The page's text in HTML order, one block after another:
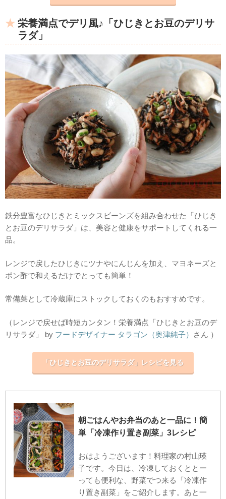
栄養満点でデリ風♪「ひじきとお豆のデリサ
ラダ」
鉄分豊富なひじきとミックスビーンズを組み合わせた「ひじき
とお豆のデリサラダ」は、美容と健康をサポートしてくれる一
品。
レンジで戻したひじきにツナやにんじんを加え、マヨネーズと
ポン酢で和えるだけでとっても簡単！
常備菜として冷蔵庫にストックしておくのもおすすめです。
（レンジで戻せば時短カンタン！栄養満点「ひじきとお豆のデ
リサラダ」 by フードデザイナー タラゴン（奥津純子） さん ）
「ひじきとお豆のデリサラダ」レシピを見る
朝ごはんやお弁当のあと一品に！簡
単「冷凍作り置き副菜」3レシピ
おはようございます！料理家の村山瑛
子です。今日は、冷凍しておくととー
っても便利な、野菜でつ来る「冷凍作
り置き副菜」をご紹介します。あと一